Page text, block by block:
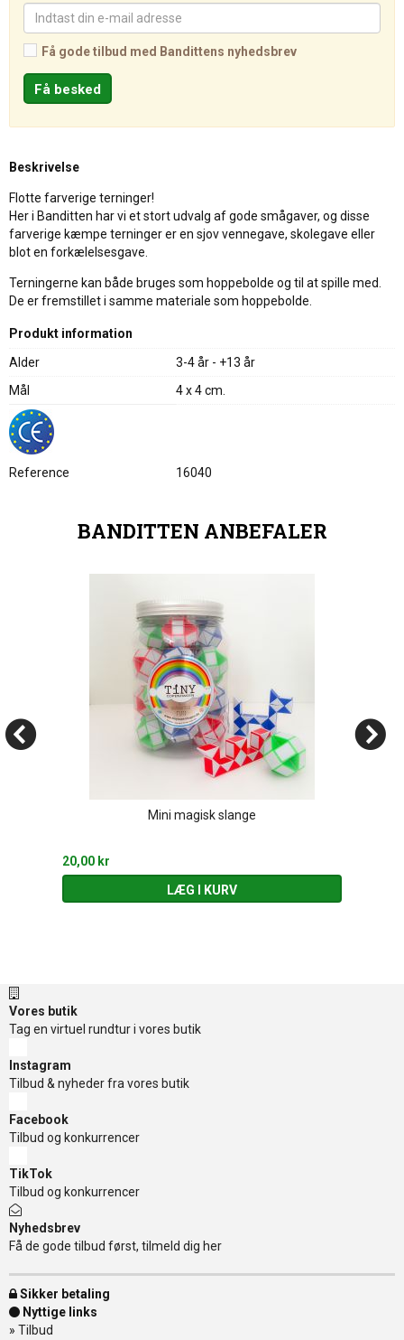
Få gode tilbud med Bandittens nyhedsbrev
Beskrivelse
Flotte farverige terninger!
Her i Banditten har vi et stort udvalg af gode smågaver, og disse
farverige kæmpe terninger er en sjov vennegave, skolegave eller
blot en forkælelsesgave.
Terningerne kan både bruges som hoppebolde og til at spille med.
De er fremstillet i samme materiale som hoppebolde.
Produkt information
Alder
3-4 år - +13 år
Mål
4 x 4 cm.
Reference 16040
BANDITTEN ANBEFALER
Mini magisk slange
20,00 kr
LÆG I KURV
Vores butik
Tag en virtuel rundtur i vores butik
Instagram
Tilbud & nyheder fra vores butik
Facebook
Tilbud og konkurrencer
TikTok
Tilbud og konkurrencer
Nyhedsbrev
Få de gode tilbud først, tilmeld dig her
Sikker betaling
Nyttige links
» Tilbud